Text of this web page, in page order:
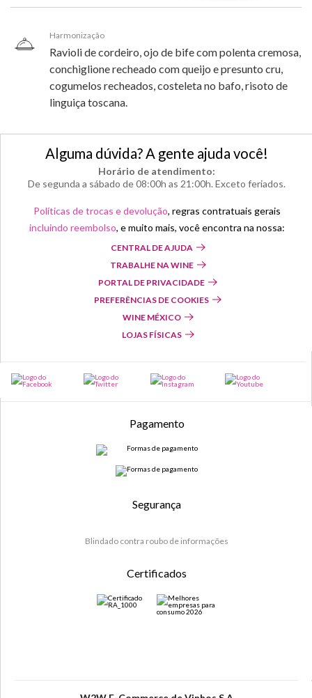
Harmonização
Ravioli de cordeiro, ojo de bife com polenta cremosa,
conchiglione recheado com queijo e presunto cru,
cogumelos recheados, costeleta no bafo, risoto de
linguiça toscana.
Alguma dúvida? A gente ajuda você!
Horário de atendimento:
De segunda a sábado de 08:00h as 21:00h. Exceto feriados.
Políticas de trocas e devolução, regras contratuais gerais
incluindo reembolso, e muito mais, você encontra na nossa:
CENTRAL DE AJUDA
TRABALHE NA WINE
PORTAL DE PRIVACIDADE
PREFERÊNCIAS DE COOKIES
WINE MÉXICO
LOJAS FÍSICAS
Pagamento
Segurança
Blindado contra roubo de informações
Certificados